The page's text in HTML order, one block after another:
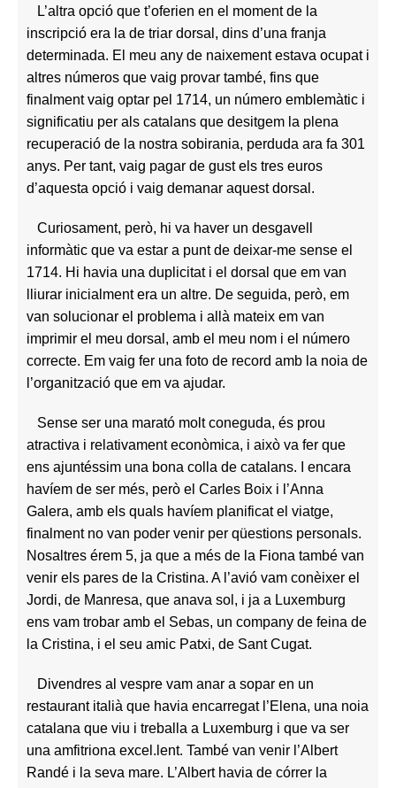
L’altra opció que t’oferien en el moment de la
inscripció era la de triar dorsal, dins d’una franja
determinada. El meu any de naixement estava ocupat i
altres números que vaig provar també, fins que
finalment vaig optar pel 1714, un número emblemàtic i
significatiu per als catalans que desitgem la plena
recuperació de la nostra sobirania, perduda ara fa 301
anys. Per tant, vaig pagar de gust els tres euros
d’aquesta opció i vaig demanar aquest dorsal.
Curiosament, però, hi va haver un desgavell
informàtic que va estar a punt de deixar-me sense el
1714. Hi havia una duplicitat i el dorsal que em van
lliurar inicialment era un altre. De seguida, però, em
van solucionar el problema i allà mateix em van
imprimir el meu dorsal, amb el meu nom i el número
correcte. Em vaig fer una foto de record amb la noia de
l’organització que em va ajudar.
Sense ser una marató molt coneguda, és prou
atractiva i relativament econòmica, i això va fer que
ens ajuntéssim una bona colla de catalans. I encara
havíem de ser més, però el Carles Boix i l’Anna
Galera, amb els quals havíem planificat el viatge,
finalment no van poder venir per qüestions personals.
Nosaltres érem 5, ja que a més de la Fiona també van
venir els pares de la Cristina. A l’avió vam conèixer el
Jordi, de Manresa, que anava sol, i ja a Luxemburg
ens vam trobar amb el Sebas, un company de feina de
la Cristina, i el seu amic Patxi, de Sant Cugat.
Divendres al vespre vam anar a sopar en un
restaurant italià que havia encarregat l’Elena, una noia
catalana que viu i treballa a Luxemburg i que va ser
una amfitriona excel.lent. També van venir l’Albert
Randé i la seva mare. L’Albert havia de córrer la